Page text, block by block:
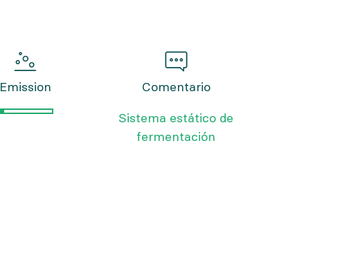
Emission
Comentario
Sistema estático de
fermentación